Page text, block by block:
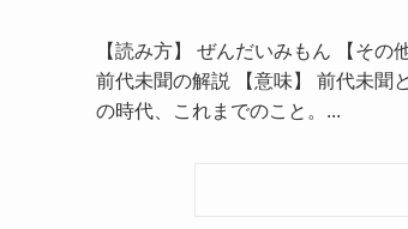
【読み方】 ぜんだいみもん 【そ
前代未聞の解説 【意味】 前代未聞
の時代、これまでのこと。...